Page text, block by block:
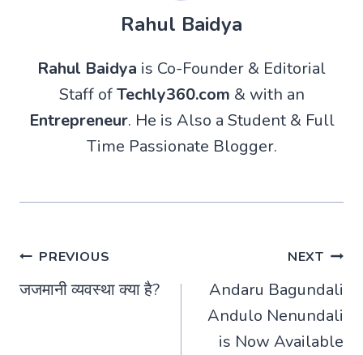
Rahul Baidya
Rahul Baidya is Co-Founder & Editorial
Staff ofTechly360.com & with an
Entrepreneur. He is Also a Student & Full
Time Passionate Blogger.
Post
navigation
PREVIOUS
जजमानी व्यवस्था क्या है?
NEXT
Andaru Bagundali
Andulo Nenundali
is Now Available